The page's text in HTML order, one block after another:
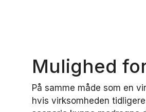
Mulighed
På samme måde som en
hvis virksomheden